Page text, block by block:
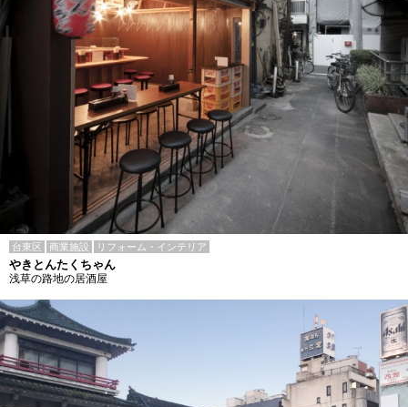
台東区 商業施設 リフォーム・インテリア
やきとんたくちゃん
浅草の路地の居酒屋